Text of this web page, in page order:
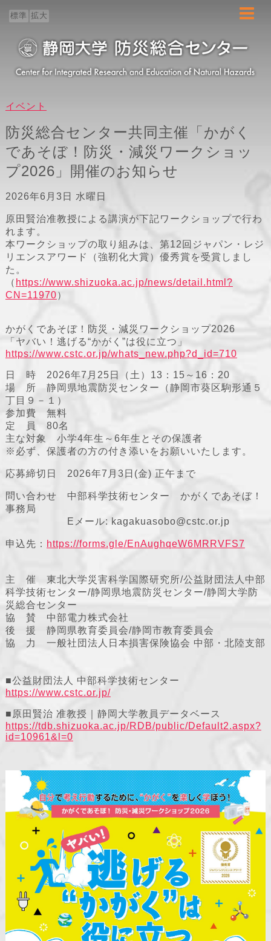
標準 拡大
センター概要
地域連携
イベント
防災総合センター共同主催「かがく
であそぼ！防災・減災ワークショッ
プ2026」開催のお知らせ
2026年6月3日 水曜日
原田賢治准教授による講演が下記ワークショップで行わ
れます。
本ワークショップの取り組みは、第12回ジャパン・レジ
リエンスアワード（強靭化大賞）優秀賞を受賞しまし
た。
（ https://www.shizuoka.ac.jp/news/detail.html?
CN=11970）
かがくであそぼ！防災・減災ワークショップ2026
「ヤバい！逃げる“かがく”は役に立つ」
https://www.cstc.or.jp/whats_new.php?d_id=710
日 時 2026年7月25日（土）13：15～16：20
場 所 静岡県地震防災センター（静岡市葵区駒形通５
丁目９－１）
参加費 無料
定 員 80名
主な対象 小学4年生～6年生とその保護者
※必ず、保護者の方の付き添いをお願いいたします。
応募締切日 2026年7月3日(金) 正午まで
問い合わせ 中部科学技術センター かがくであそぼ！
事務局
Eメール: kagakuasobo@cstc.or.jp
申込先： https://forms.gle/EnAughqeW6MRRVFS7
主 催 東北大学災害科学国際研究所/公益財団法人中部
科学技術センター/静岡県地震防災センター/静岡大学防
災総合センター
協 賛 中部電力株式会社
後 援 静岡県教育委員会/静岡市教育委員会
協 力 一般社団法人日本損害保険協会 中部・北陸支部
■公益財団法人 中部科学技術センター
https://www.cstc.or.jp/
■原田賢治 准教授｜静岡大学教員データベース
https://tdb.shizuoka.ac.jp/RDB/public/Default2.aspx?
id=10961&l=0